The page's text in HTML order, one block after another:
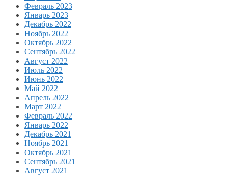
Февраль 2023
Январь 2023
Декабрь 2022
Ноябрь 2022
Октябрь 2022
Сентябрь 2022
Август 2022
Июль 2022
Июнь 2022
Май 2022
Апрель 2022
Март 2022
Февраль 2022
Январь 2022
Декабрь 2021
Ноябрь 2021
Октябрь 2021
Сентябрь 2021
Август 2021